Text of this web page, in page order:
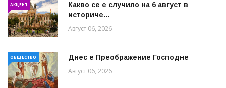
АКЦЕНТ
Какво се е случило на 6 август в
историче...
Август 06, 2026
ОБЩЕСТВО Днес е Преображение Господне
Август 06, 2026